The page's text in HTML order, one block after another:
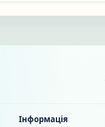
Інформація